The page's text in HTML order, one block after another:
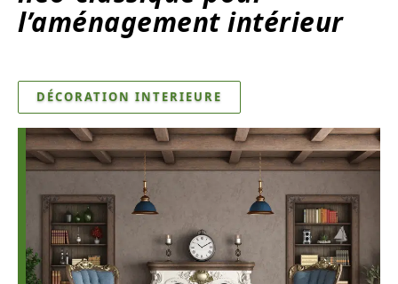
l’aménagement intérieur
DÉCORATION INTERIEURE